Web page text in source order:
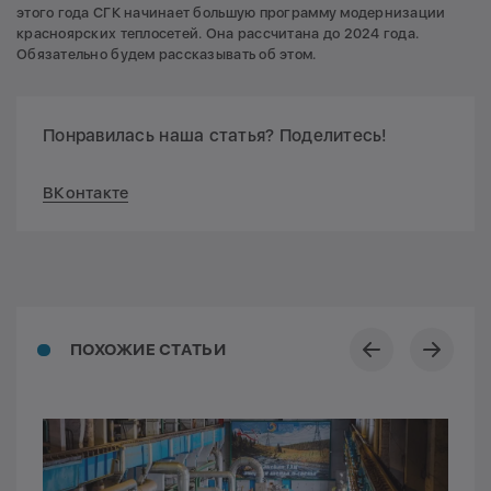
этого года СГК начинает большую программу модернизации
красноярских теплосетей. Она рассчитана до 2024 года.
Обязательно будем рассказывать об этом.
Понравилась наша статья? Поделитесь!
ВКонтакте
ПОХОЖИЕ СТАТЬИ